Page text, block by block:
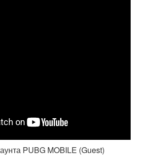
PUBG MOBILE (Guest)